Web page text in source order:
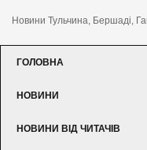
Новини Тульчина, Бершаді,
ГОЛОВНА
НОВИНИ
НОВИНИ ВІД ЧИТАЧІВ